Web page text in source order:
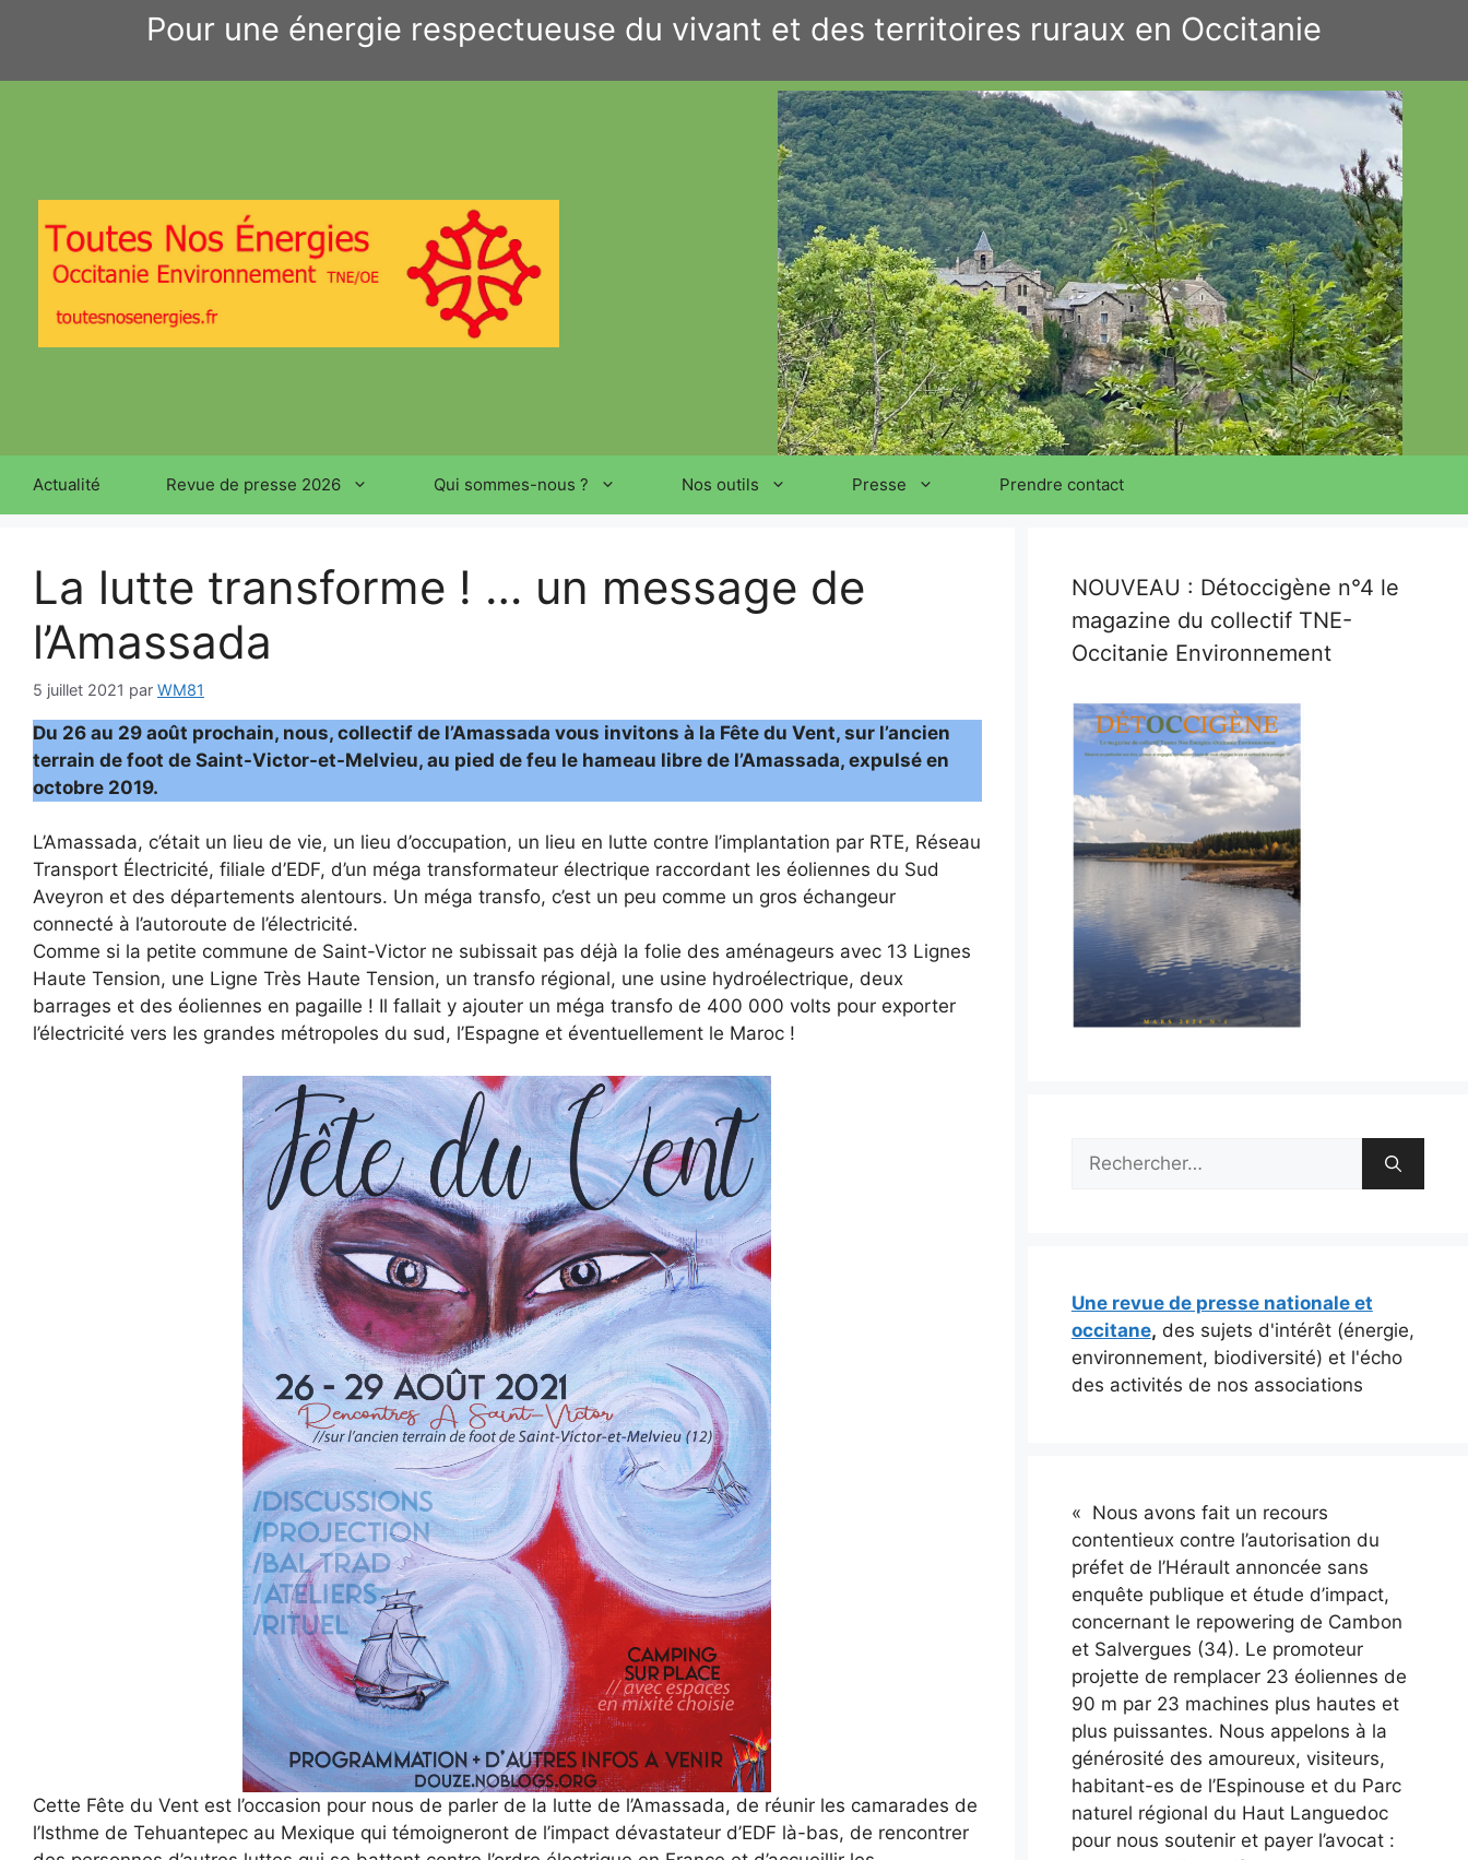
Pour une énergie respectueuse du vivant et des territoires ruraux en Occitanie
Actualité Revue de presse 2026 Qui sommes-nous ? Nos outils Presse Prendre contact
La lutte transforme ! … un message de
l’Amassada
5 juillet 2021 par WM81
Du 26 au 29 août prochain, nous, collectif de l’Amassada vous invitons à la Fête du Vent, sur l’ancien
terrain de foot de Saint-Victor-et-Melvieu, au pied de feu le hameau libre de l’Amassada, expulsé en
octobre 2019.
L’Amassada, c’était un lieu de vie, un lieu d’occupation, un lieu en lutte contre l’implantation par RTE, Réseau
Transport Électricité, filiale d’EDF, d’un méga transformateur électrique raccordant les éoliennes du Sud
Aveyron et des départements alentours. Un méga transfo, c’est un peu comme un gros échangeur
connecté à l’autoroute de l’électricité.
Comme si la petite commune de Saint-Victor ne subissait pas déjà la folie des aménageurs avec 13 Lignes
Haute Tension, une Ligne Très Haute Tension, un transfo régional, une usine hydroélectrique, deux
barrages et des éoliennes en pagaille ! Il fallait y ajouter un méga transfo de 400 000 volts pour exporter
l’électricité vers les grandes métropoles du sud, l’Espagne et éventuellement le Maroc !
Cette Fête du Vent est l’occasion pour nous de parler de la lutte de l’Amassada, de réunir les camarades de
l’Isthme de Tehuantepec au Mexique qui témoigneront de l’impact dévastateur d’EDF là-bas, de rencontrer
NOUVEAU : Détoccigène n°4 le
magazine du collectif TNE-
Occitanie Environnement
Rechercher :
Une revue de presse nationale et
occitane, des sujets d'intérêt (énergie,
environnement, biodiversité) et l'écho
des activités de nos associations
« Nous avons fait un recours
contentieux contre l’autorisation du
préfet de l’Hérault annoncée sans
enquête publique et étude d’impact,
concernant le repowering de Cambon
et Salvergues (34). Le promoteur
projette de remplacer 23 éoliennes de
90 m par 23 machines plus hautes et
plus puissantes. Nous appelons à la
générosité des amoureux, visiteurs,
habitant-es de l’Espinouse et du Parc
naturel régional du Haut Languedoc
pour nous soutenir et payer l’avocat :